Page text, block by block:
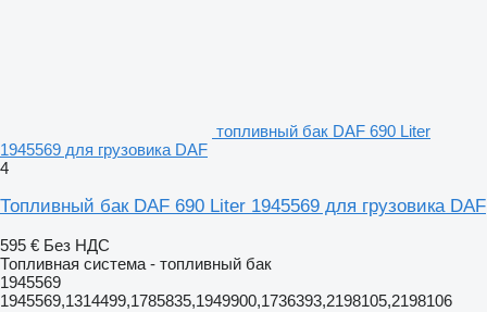
топливный бак DAF 690 Liter
1945569 для грузовика DAF
4
Топливный бак DAF 690 Liter 1945569 для грузовика DAF
595 € Без НДС
Топливная система - топливный бак
1945569
1945569,1314499,1785835,1949900,1736393,2198105,2198106